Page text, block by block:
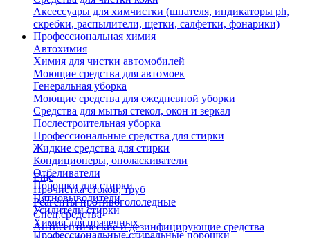
Аксессуары для химчистки (шпателя, индикаторы ph,
скребки, распылители, щетки, салфетки, фонарики)
Профессиональная химия
Автохимия
Химия для чистки автомобилей
Моющие средства для автомоек
Генеральная уборка
Моющие средства для ежедневной уборки
Средства для мытья стекол, окон и зеркал
Послестроительная уборка
Профессиональные средства для стирки
Жидкие средства для стирки
Кондиционеры, ополаскиватели
Отбеливатели
Порошки для стирки
Пятновыводители
Усилители стирки
Химия для прачечных
Профессиональные стиральные порошки
Еще
Прочистка стоков, труб
Реагенты противогололедные
Спец.средства
Антисептические и дезинфицирующие средства